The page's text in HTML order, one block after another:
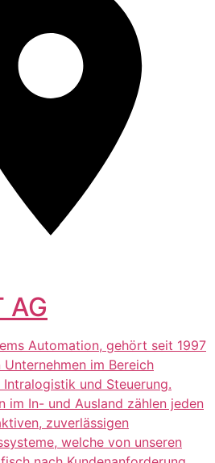
AG
Automation, gehört seit 1997
im Bereich
und Steuerung.
im In- und Ausland zählen jeden
zuverlässigen
welche von unseren